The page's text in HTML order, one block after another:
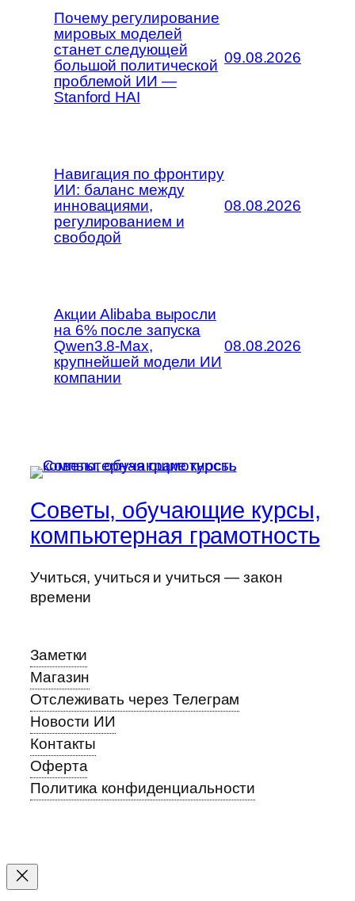
Почему регулирование
мировых моделей
станет следующей
большой политической
проблемой ИИ —
Stanford HAI
09.08.2026
Навигация по фронтиру
ИИ: баланс между
инновациями,
регулированием и
свободой
08.08.2026
Акции Alibaba выросли
на 6% после запуска
Qwen3.8-Max,
крупнейшей модели ИИ
компании
08.08.2026
Советы, обучающие курсы,
компьютерная грамотность
Учиться, учиться и учиться — закон
времени
Заметки
Магазин
Отслеживать через Телеграм
Новости ИИ
Контакты
Оферта
Политика конфиденциальности
Прокрутка
вверх